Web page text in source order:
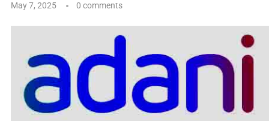
May 7, 2025 0 comments